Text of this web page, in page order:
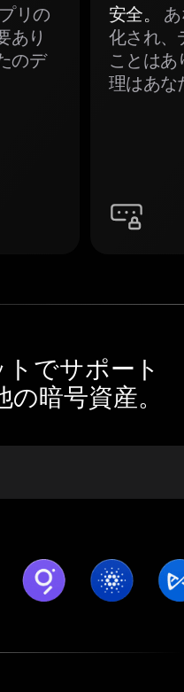
リの
あり
のデ
安全。
化され、
ことはあ
理はあな
でサポート
暗号資産。